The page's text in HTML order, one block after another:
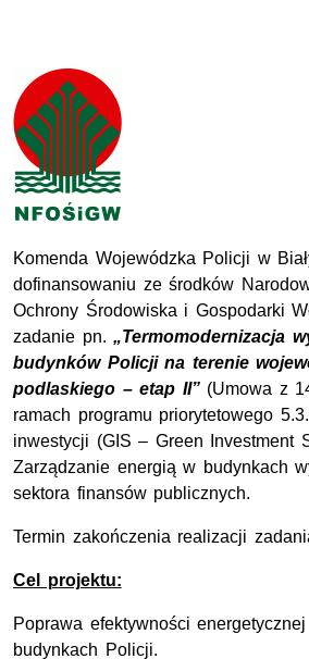
Komenda Wojewódzka Policji w
dofinansowaniu ze środków
Ochrony Środowiska i Gospodarki
zadanie pn.„Termomodernizacja
budynków Policji na terenie
podlaskiego – etap II”(Umowa z
ramach programu priorytetowego
inwestycji (GIS – Green Investment
Zarządzanie energią w budynkach
sektora finansów publicznych.
Termin zakończenia realizacji
Cel projektu:
Poprawa efektywności
budynkach Policji.